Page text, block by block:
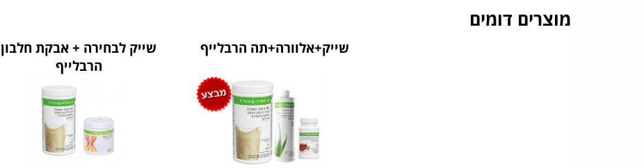
מוצרים דומים
שייק+אלוורה+תה הרבלייף
שייק לבחירה + אבקת חלבון
הרבלייף